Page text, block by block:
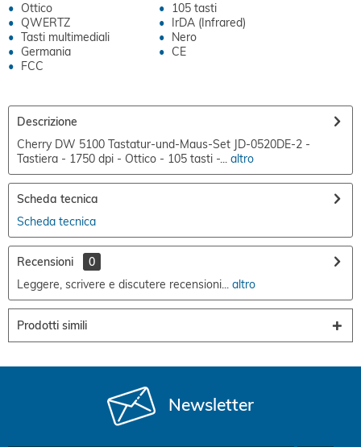
Ottico
105 tasti
QWERTZ
IrDA (Infrared)
Tasti multimediali
Nero
Germania
CE
FCC
Descrizione
Cherry DW 5100 Tastatur-und-Maus-Set JD-0520DE-2 -
Tastiera - 1750 dpi - Ottico - 105 tasti -... altro
Scheda tecnica
Scheda tecnica
Recensioni
0
Leggere, scrivere e discutere recensioni... altro
Prodotti simili
Newsletter